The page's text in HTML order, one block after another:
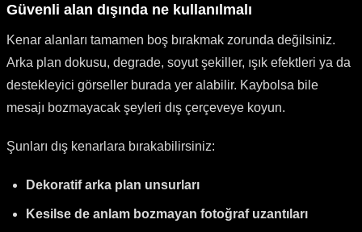
Güvenli alan dışında ne kullanılmalı
Kenar alanları tamamen boş bırakmak zorunda değilsiniz.
Arka plan dokusu, degrade, soyut şekiller, ışık efektleri ya da
destekleyici görseller burada yer alabilir. Kaybolsa bile
mesajı bozmayacak şeyleri dış çerçeveye koyun.
Şunları dış kenarlara bırakabilirsiniz:
Dekoratif arka plan unsurları
Kesilse de anlam bozmayan fotoğraf uzantıları